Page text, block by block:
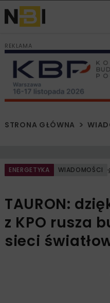
REKLAMA
STRONA GŁÓWNA
ENERGETYKA WIADOMOŚCI
TAURON:
z KPO rusza
sieci